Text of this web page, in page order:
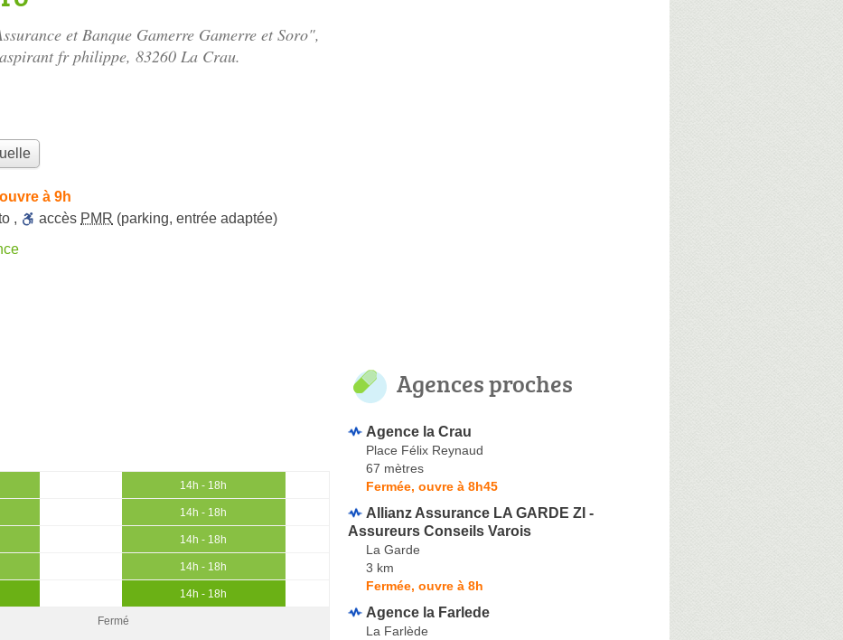
et Banque Gamerre Gamerre et Soro",
fr philippe, 83260 La Crau.
à 9h
, accès PMR (parking, entrée adaptée)
14h - 18h
14h - 18h
14h - 18h
14h - 18h
14h - 18h
Fermé
Agences proches
Agence la Crau
Place Félix Reynaud
67 mètres
Fermée, ouvre à 8h45
Allianz Assurance LA GARDE ZI -
Assureurs Conseils Varois
La Garde
3 km
Fermée, ouvre à 8h
Agence la Farlede
La Farlède